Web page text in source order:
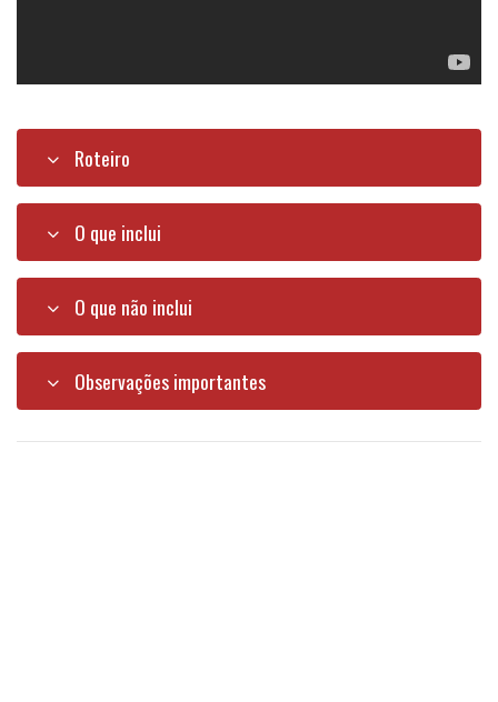
Roteiro
O que inclui
O que não inclui
Observações importantes